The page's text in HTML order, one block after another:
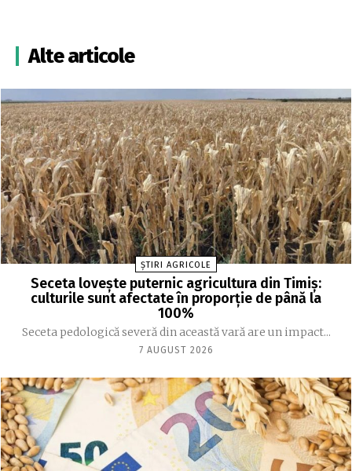
Alte articole
ȘTIRI AGRICOLE
Seceta lovește puternic agricultura din Timiș:
culturile sunt afectate în proporție de până la
100%
Seceta pedologică severă din această vară are un impact...
7 AUGUST 2026